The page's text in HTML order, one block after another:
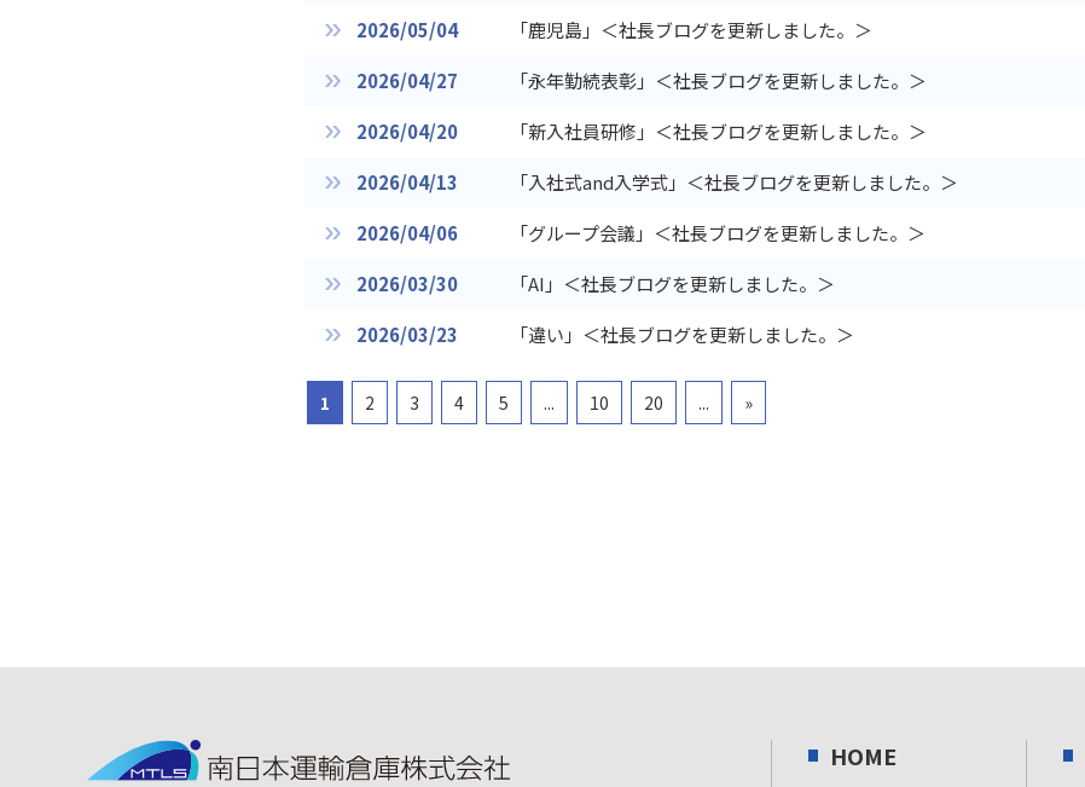
2026/05/04
「鹿児島」＜社長ブログを更新しました。＞
2026/04/27
「永年勤続表彰」＜社長ブログを更新しました。＞
2026/04/20
「新入社員研修」＜社長ブログを更新しました。＞
2026/04/13
「入社式and入学式」＜社長ブログを更新しました。＞
2026/04/06
「グループ会議」＜社長ブログを更新しました。＞
2026/03/30
「AI」＜社長ブログを更新しました。＞
2026/03/23
「違い」＜社長ブログを更新しました。＞
1 2 3 4 5 ... 10 20 ... »
HOME